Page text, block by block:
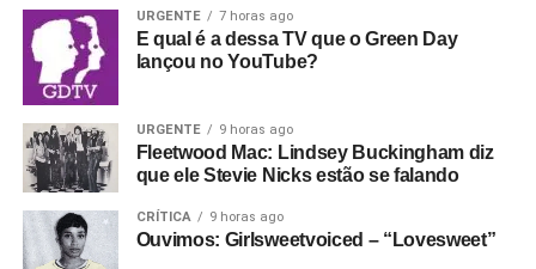
E se ainda não assinou, dá tempo:
assine a
newslettere receba nossos posts direto no e-
mail.
No meio da porradaria crusty, vale citar os vocais
femininos (a vocalista é Helô Knup) e a preocupação da
banda em fazer melodias bonitas e pesadas, e criar um
ambiente sonoro que permita que as letras sejam quase
100% entendidas sem encarte. Ouça hoje mesmo.
Gostou do texto? Seu apoio mantém o Pop
Fantasma funcionando todo dia.
E se ainda não assinou, dá tempo:
URGENTE 7 horas ago
E qual é a dessa TV que o Green Day
lançou no YouTube?
URGENTE 9 horas ago
Fleetwood Mac: Lindsey Buckingham diz
que ele Stevie Nicks estão se falando
CRÍTICA 9 horas ago
Ouvimos: Girlsweetvoiced – “Lovesweet”